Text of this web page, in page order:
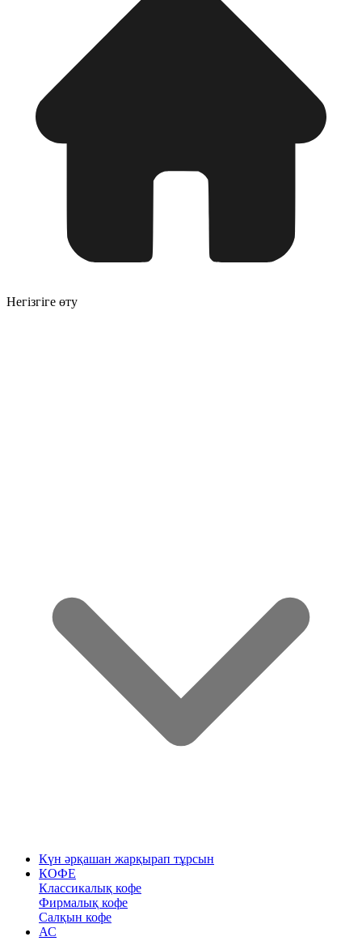
Негізгіге өту
Күн әрқашан жарқырап тұрсын
КОФЕ
Классикалық кофе
Фирмалық кофе
Салқын кофе
АС